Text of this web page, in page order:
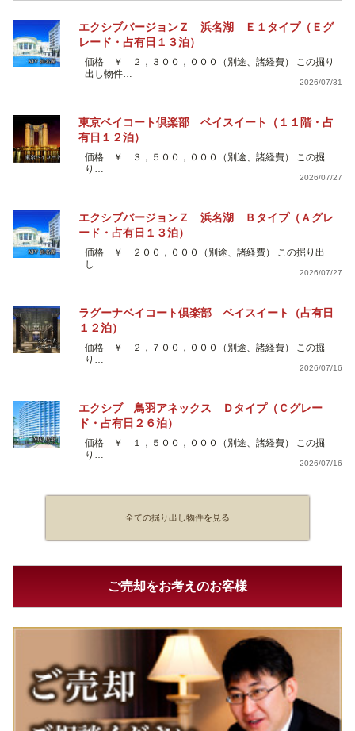
エクシブバージョンＺ 浜名湖 Ｅ１タイプ（Ｅグ
レード・占有日１３泊）
価格 ￥ ２，３００，０００（別途、諸経費） この掘り
出し物件…
2026/07/31
東京ベイコート倶楽部 ベイスイート（１１階・占
有日１２泊）
価格 ￥ ３，５００，０００（別途、諸経費） この掘
り…
2026/07/27
エクシブバージョンＺ 浜名湖 Ｂタイプ（Ａグレ
ード・占有日１３泊）
価格 ￥ ２００，０００（別途、諸経費） この掘り出
し…
2026/07/27
ラグーナベイコート倶楽部 ベイスイート（占有日
１２泊）
価格 ￥ ２，７００，０００（別途、諸経費） この掘
り…
2026/07/16
エクシブ 鳥羽アネックス Ｄタイプ（Ｃグレー
ド・占有日２６泊）
価格 ￥ １，５００，０００（別途、諸経費） この掘
り…
2026/07/16
全ての掘り出し物件を見る
ご売却をお考えのお客様